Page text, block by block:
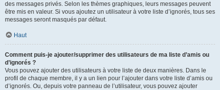
des messages privés. Selon les thèmes graphiques, leurs messages peuvent
être mis en valeur. Si vous ajoutez un utilisateur à votre liste d’ignorés, tous ses
messages seront masqués par défaut.
Haut
Comment puis-je ajouter/supprimer des utilisateurs de ma liste d’amis ou
d’ignorés ?
Vous pouvez ajouter des utilisateurs à votre liste de deux manières. Dans le
profil de chaque membre, il y a un lien pour l’ajouter dans votre liste d’amis ou
d’ignorés. Ou, depuis votre panneau de l’utilisateur, vous pouvez ajouter